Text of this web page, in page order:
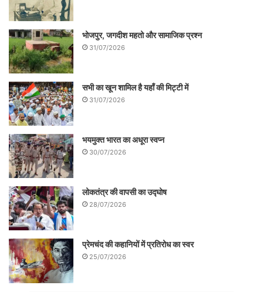
भोजपुर, जगदीश महतो और सामाजिक प्रश्न
31/07/2026
सभी का खून शामिल है यहाँ की मिट्टी में
31/07/2026
भयमुक्त भारत का अधूरा स्वप्न
30/07/2026
लोकतंत्र की वापसी का उद्घोष
28/07/2026
प्रेमचंद की कहानियों में प्रतिरोध का स्वर
25/07/2026